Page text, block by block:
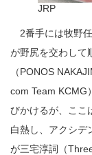
JRP
2番手には牧野任
が野尻を交わして
（PONOS
com Team KCMG
びかけるが、ここ
白熱し、アクシデ
が三宅淳詞（